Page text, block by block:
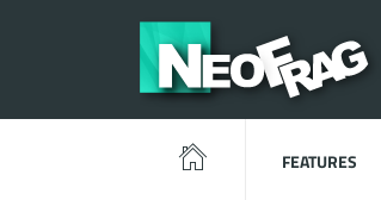
FEATURES